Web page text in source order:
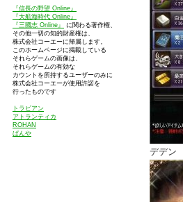
デデン
『信長の野望 Online』
『大航海時代 Online』
『三國志 Online』
に関わる著作権、
その他一切の知的財産権は、
株式会社コーエーに帰属します。
このホームページに掲載している
それらゲームの画像は、
それらゲームの有効な
カウントを所持するユーザーのみに
株式会社コーエーが使用許諾を
行ったものです
トラビアン
アトランティカ
ROHAN
ぱんや